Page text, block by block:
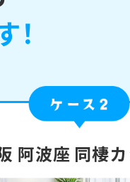
阿波座 同棲